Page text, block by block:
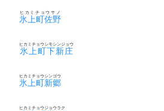
氷上町佐野
ヒカミチョウサノ
氷上町下新庄
ヒカミチョウシモシンジョウ
氷上町新郷
ヒカミチョウシンゴウ
ヒカミチョウジョウラク